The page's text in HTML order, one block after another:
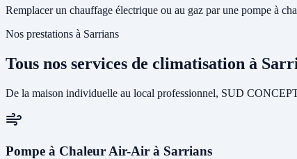
Remplacer un chauffage électrique ou au gaz par une pompe à
Nos prestations à Sarrians
Tous nos services de climatisation à
De la maison individuelle au local professionnel, SUD
Pompe à Chaleur Air-Air à Sarrians